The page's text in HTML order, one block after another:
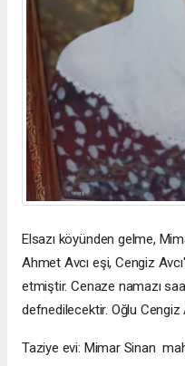
Elsazı köyünden gelme,
Ahmet Avcı eşi, Cengiz
etmiştir. Cenaze namazı
defnedilecektir. Oğlu Cengiz
Taziye evi: Mimar Sinan